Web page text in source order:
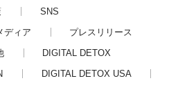
SNS
ディア
プレスリリース
DIGITAL DETOX
DIGITAL DETOX USA